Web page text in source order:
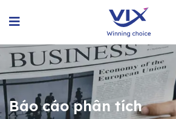
Báo cáo phân tích